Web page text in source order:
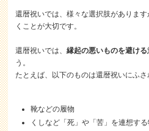
還暦祝いでは、様々な選択肢がありま
くことが大切です。
還暦祝いでは、縁起の悪いものを避ける
う。
たとえば、以下のものは還暦祝いにふさ
靴などの履物
くしなど「死」や「苦」を連想する